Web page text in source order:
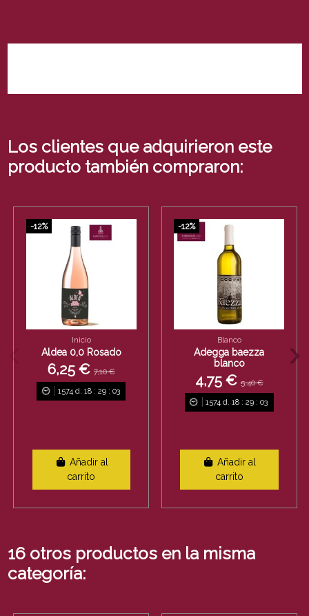
Los clientes que adquirieron este
producto también compraron:
-12%
Inicio
Aldea 0,0 Rosado
6,25 € 7,10 €
1574d. 18: 29: 03
Añadir al
carrito
-12%
Blanco
Adegga baezza
blanco
4,75 €5,40 €
1574 d. 18 :29 :03
Añadir al
carrito
16 otros productos en la misma
categoría: